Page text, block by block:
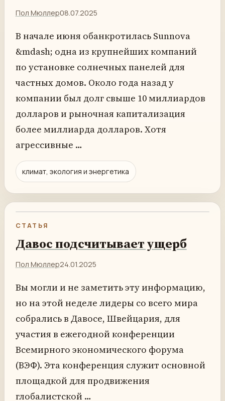
Пол Мюллер08.07.2025
В начале июня обанкротилась Sunnova
&mdash; одна из крупнейших компаний
по установке солнечных панелей для
частных домов. Около года назад у
компании был долг свыше 10 миллиардов
долларов и рыночная капитализация
более миллиарда долларов. Хотя
агрессивные …
климат, экология и энергетика
СТАТЬЯ
Давос подсчитывает ущерб
Пол Мюллер24.01.2025
Вы могли и не заметить эту информацию,
но на этой неделе лидеры со всего мира
собрались в Давосе, Швейцария, для
участия в ежегодной конференции
Всемирного экономического форума
(ВЭФ). Эта конференция служит основной
площадкой для продвижения
глобалистской …